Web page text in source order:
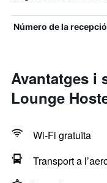
Número de la recepció
Avantatges i
Lounge
Wi-Fi gratuïta
Transport a